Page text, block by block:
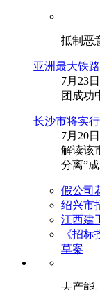
抵制恶
亚洲最大铁
7月23
团成功
长沙市将实
7月20
解读该
分离”
假公司
绍兴市
江西建
《招
草案
去产能